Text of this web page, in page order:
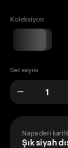
Koleksiyon
Set sayısı
Napa deri
Şık siyah